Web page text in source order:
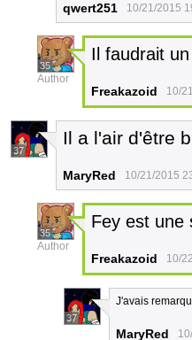
qwert251 10/21/2015
35
Author
Il faudrait
Freakazoid 10/
37
Il a l'air d'être
MaryRed 10/21/2015
35
Author
Fey est une
Freakazoid 10/
37
J'avais
MaryRed